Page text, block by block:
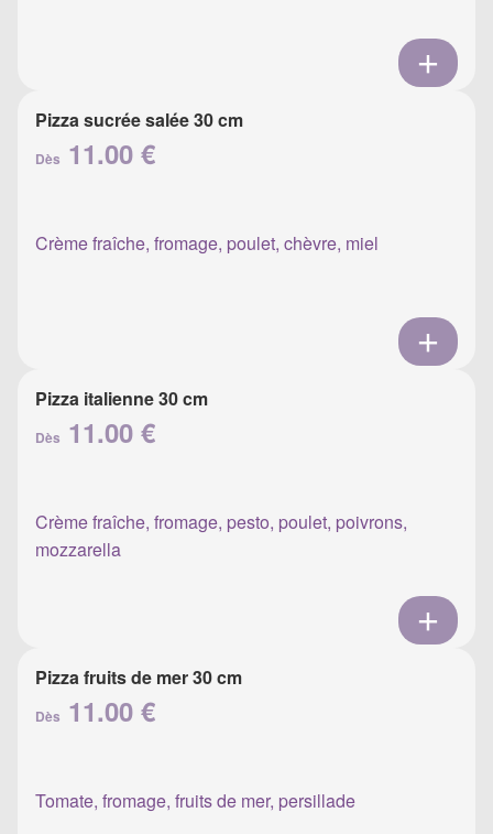
Pizza sucrée salée 30 cm
Dès 11.00 €
Crème fraîche, fromage, poulet, chèvre, miel
Pizza italienne 30 cm
Dès 11.00 €
Crème fraîche, fromage, pesto, poulet, poivrons,
mozzarella
Pizza fruits de mer 30 cm
Dès 11.00 €
Tomate, fromage, fruits de mer, persillade